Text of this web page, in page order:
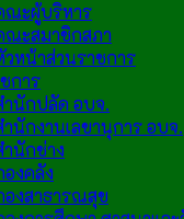
ณะผู้บริหาร
ณะสมาชิกสภา
วหน้าส่วนราชการ
การ
ำนักปลัด อบจ.
ำนักงานเลขานุการ อบจ.
ำนักช่าง
องคลัง
องสาธารณสุข